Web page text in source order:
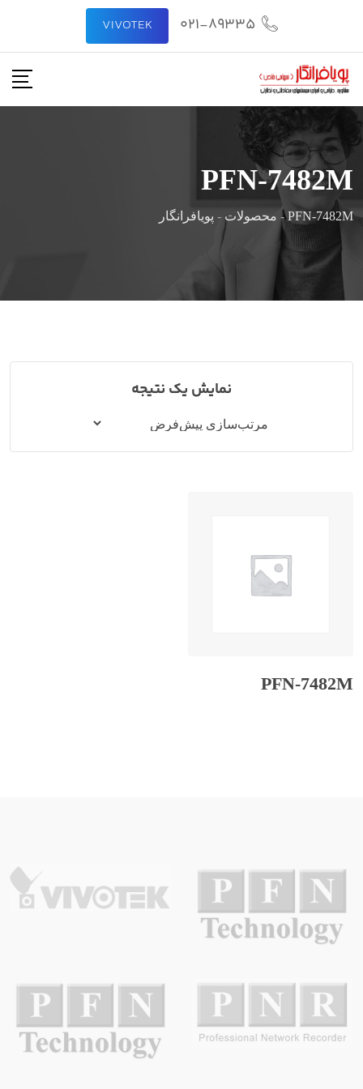
محتوا
021-89335
VIVOTEK
PFN-7482M
PFN-7482M
- محصولات - پویافرانگار
نمایش یک نتیجه
PFN-7482M